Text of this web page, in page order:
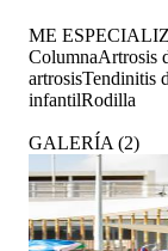
ME
ColumnaArtrosis
artrosisTendinitis
infantilRodilla
GALERÍA (2)